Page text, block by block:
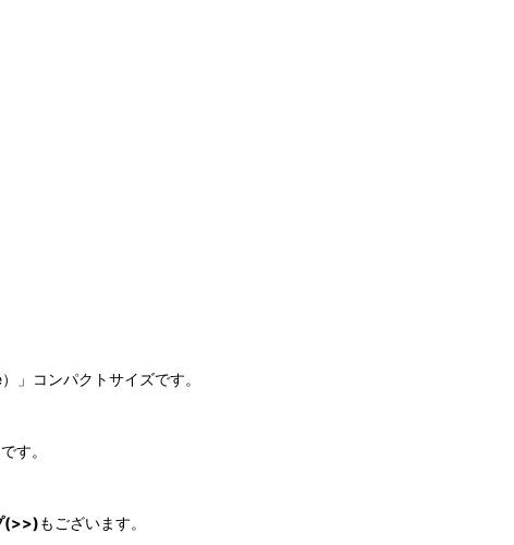
」コンパクトサイズです。
す。
(>>)もございます。